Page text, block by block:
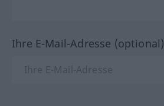
Ihre E-Mail-Adresse (optional)